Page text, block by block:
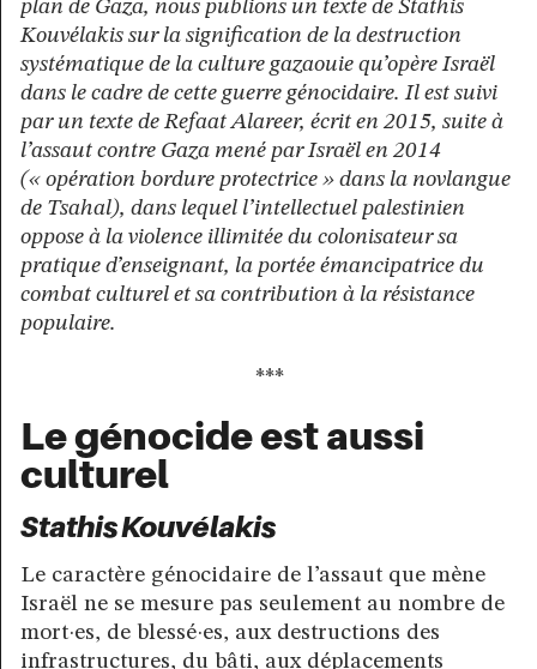
plan de Gaza, nous publions un texte de Stathis
Kouvélakis sur la signification de la destruction
systématique de la culture gazaouie qu’opère Israël
dans le cadre de cette guerre génocidaire. Il est suivi
par un texte de Refaat Alareer, écrit en 2015, suite à
l’assaut contre Gaza mené par Israël en 2014
(« opération bordure protectrice » dans la novlangue
de Tsahal), dans lequel l’intellectuel palestinien
oppose à la violence illimitée du colonisateur sa
pratique d’enseignant, la portée émancipatrice du
combat culturel et sa contribution à la résistance
populaire.
***
Le génocide est aussi
culturel
Stathis Kouvélakis
Le caractère génocidaire de l’assaut que mène
Israël ne se mesure pas seulement au nombre de
mort·es, de blessé·es, aux destructions des
infrastructures, du bâti, aux déplacements